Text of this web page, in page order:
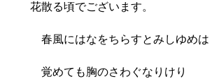
花散る頃でございます。
春風にはなをちらすとみしゆめは
覚めても胸のさわぐなりけり